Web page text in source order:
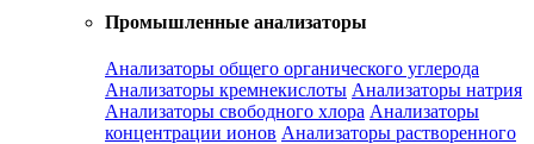
Промышленные анализаторы
Анализаторы общего органического углерода
Анализаторы кремнекислоты Анализаторы натрия
Анализаторы свободного хлора Анализаторы
концентрации ионов Анализаторы растворенного